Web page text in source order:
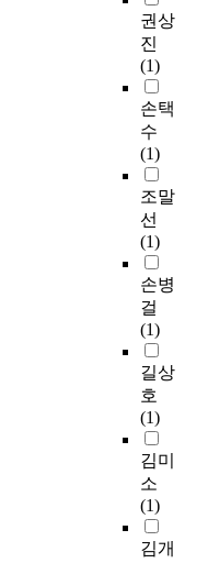
권상
진
(1)
손택
수
(1)
조말
선
(1)
손병
걸
(1)
길상
호
(1)
김미
소
(1)
김개